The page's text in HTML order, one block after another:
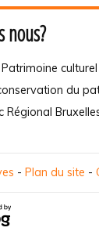
nous?
du
Régional
- Plan du site -